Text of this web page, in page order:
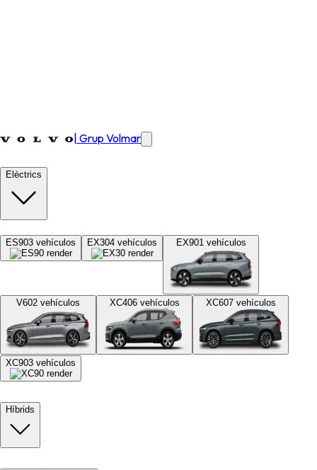
Grup Volmar
Elèctrics
ES903 vehículos EX304 vehículos EX901vehículos
V602 vehículos XC406vehículos XC607vehículos
XC903 vehículos
Híbrids